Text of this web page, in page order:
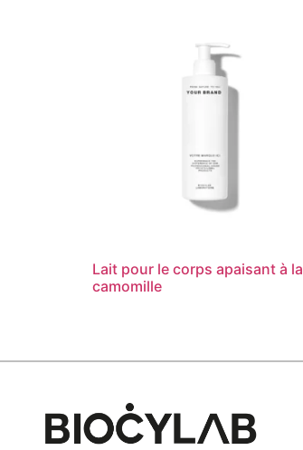
Lait pour le corps apaisant à la
camomille